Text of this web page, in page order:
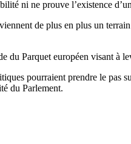
ni ne prouve l’existence
de plus en plus un
du Parquet européen visant à
pourraient prendre le
du Parlement.